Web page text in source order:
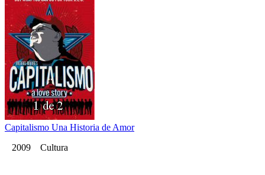
Capitalismo Una Historia de Amor
2009 Cultura